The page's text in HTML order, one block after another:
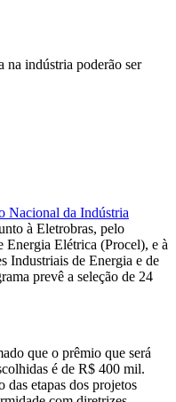
Nacional da Indústria
à Eletrobras, pelo
Energia Elétrica (Procel), e à
Industriais de Energia e de
prevê a seleção de 24
que o prêmio que será
é de R$ 400 mil.
etapas dos projetos